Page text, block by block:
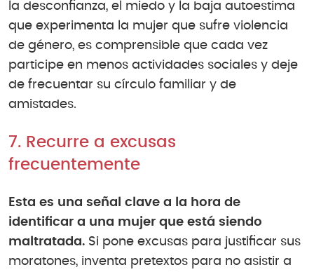
la desconfianza, el miedo y la baja autoestima
que experimenta la mujer que sufre violencia
de género, es comprensible que cada vez
participe en menos actividades sociales y deje
de frecuentar su círculo familiar y de
amistades.
7. Recurre a excusas
frecuentemente
Esta es una señal clave a la hora de
identificar a una mujer que está siendo
maltratada. Si pone excusas para justificar sus
moratones, inventa pretextos para no asistir a